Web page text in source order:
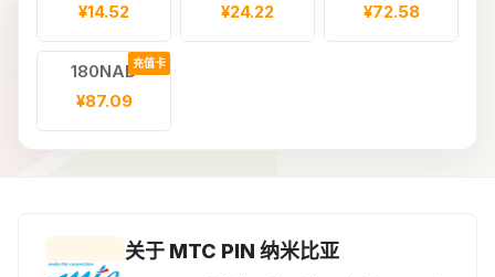
¥14.52
¥24.22
¥72.58
充值卡
180NAD
¥87.09
关于 MTC PIN 纳米比亚